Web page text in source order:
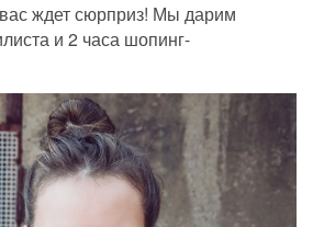
ждет сюрприз! Мы дарим
и 2 часа шопинг-